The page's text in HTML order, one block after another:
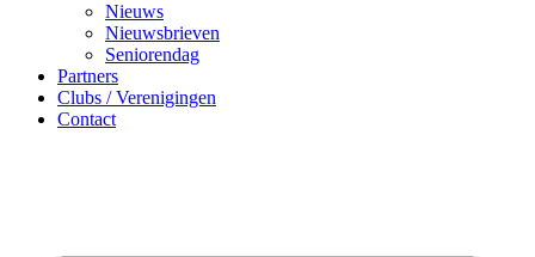
Nieuws
Nieuwsbrieven
Seniorendag
Partners
Clubs / Verenigingen
Contact